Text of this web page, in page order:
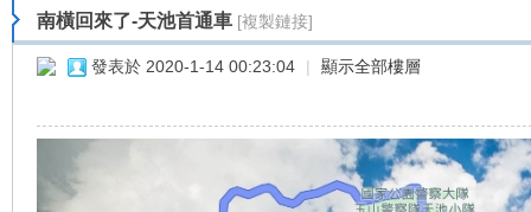
重 » › ›
南橫回來了-天池首通車 [複製鏈接]
發表於 2020-1-14 00:23:04 | 顯示全部樓層